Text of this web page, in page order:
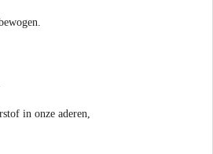
in onze aderen,